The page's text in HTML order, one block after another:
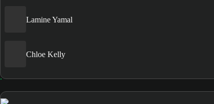
Lamine Yamal
Chloe Kelly